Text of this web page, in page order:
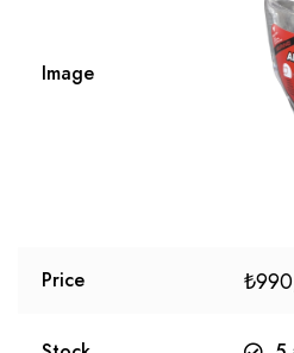
Image
Price ₺